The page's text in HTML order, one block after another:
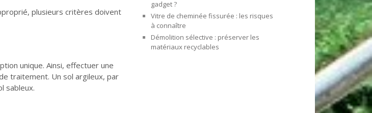
plusieurs critères doivent
unique. Ainsi, effectuer une
traitement. Un sol argileux, par
sableux.
gadget ?
Vitre de cheminée fissurée : les risques
à connaître
Démolition sélective : préserver les
matériaux recyclables